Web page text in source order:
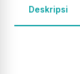
Deskripsi